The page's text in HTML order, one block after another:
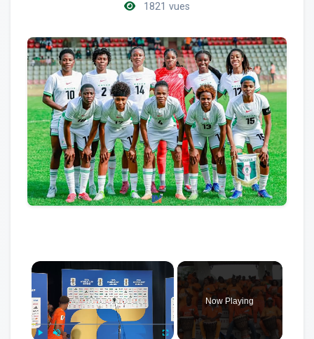
1821 vues
×
Now Playing